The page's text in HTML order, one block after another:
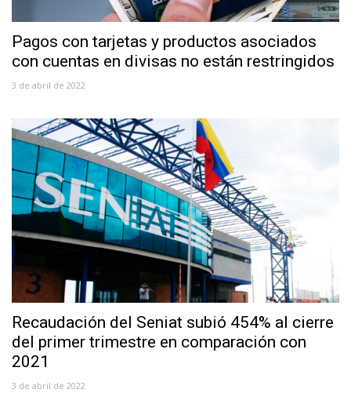
Pagos con tarjetas y productos asociados
con cuentas en divisas no están restringidos
3 de abril de 2022
Recaudación del Seniat subió 454% al cierre
del primer trimestre en comparación con
2021
3 de abril de 2022